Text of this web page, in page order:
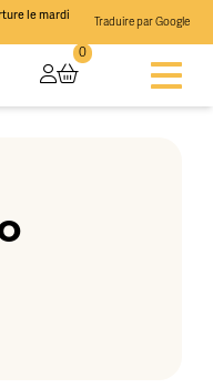
le mardi
Traduire par Google
0